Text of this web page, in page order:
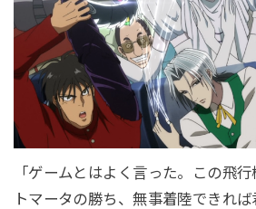
「ゲームとはよく言った。この飛
トマータの勝ち、無事着陸できれ